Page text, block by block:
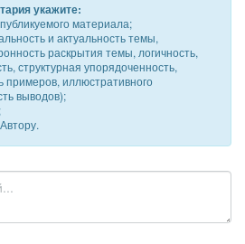
укажите:
материала;
и актуальность темы,
раскрытия темы, логичность,
структурная упорядоченность,
примеров, иллюстративного
выводов);